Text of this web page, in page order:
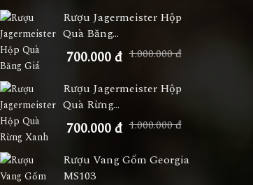
Rượu Jagermeister Hộp
Quà Băng...
700.000 đ 1.000.000 đ
Rượu Jagermeister Hộp
Quà Rừng...
700.000 đ 1.000.000 đ
Rượu Vang Gốm Georgia
MS103